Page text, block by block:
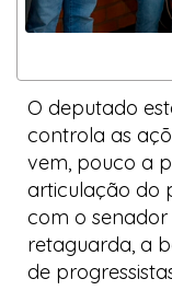
O deputado
controla as
vem, pouco a
articulação do
com o senador
retaguarda, a
de